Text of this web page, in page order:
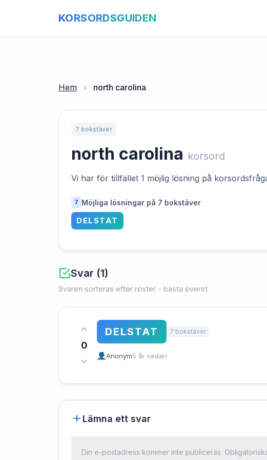
KORSORDSGUIDEN
Hem › north carolina
7 bokstäver
north carolina korsord
Vi har för tillfället 1 möjlig lösning på
7 Möjliga lösningar på 7 bokstäver
DELSTAT
Svar (1)
Svaren sorteras efter röster - bästa överst
0
DELSTAT 7 bokstäver
Anonym5 år sedan
Lämna ett svar
Din e-postadress kommer inte publiceras.